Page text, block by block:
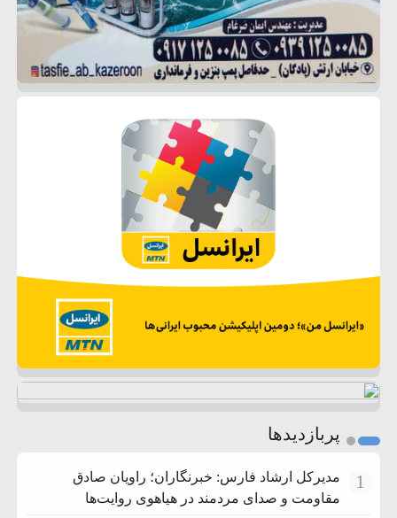
پربازدیدها
1
مدیرکل ارشاد فارس: خبرنگاران؛ راویان صادق
مقاومت و صدای مردمند در هیاهوی روایت‌ها